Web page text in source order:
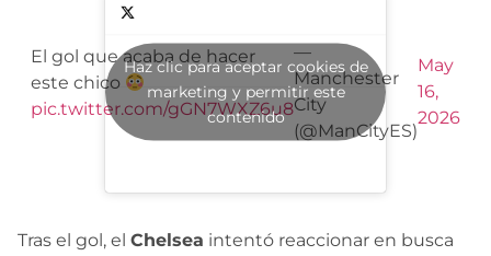
El gol que acaba de hacer
este chico
pic.twitter.com/gGN7WXZ6u8
—
Manchester
City
(@ManCityES)
May
16,
2026
Haz clic para aceptar cookies de
marketing y permitir este
contenido
Tras el gol, el Chelsea intentó reaccionar en busca